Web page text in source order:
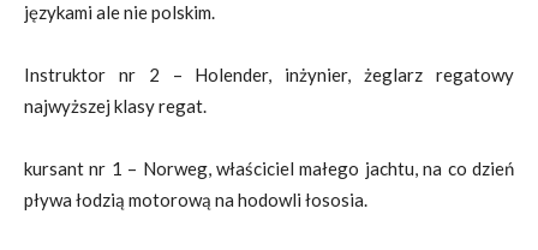
językami ale nie polskim.
Instruktor nr 2 – Holender, inżynier, żeglarz regatowy
najwyższej klasy regat.
kursant nr 1 – Norweg, właściciel małego jachtu, na co dzień
pływa łodzią motorową na hodowli łososia.